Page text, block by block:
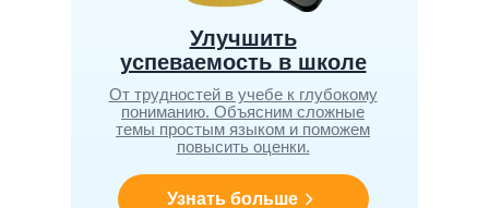
Узнать больше
Улучшить
успеваемость в школе
От трудностей в учебе к глубокому
пониманию. Объясним сложные
темы простым языком и поможем
повысить оценки.